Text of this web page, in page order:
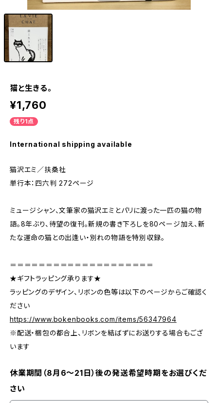
猫と生きる。
¥1,760
残り1点
International shipping available
猫沢エミ／扶桑社
単行本：四六判 272ページ
ミュージシャン、文筆家の猫沢エミとパリに渡った一匹の猫の物
語。8年ぶり、待望の復刊。新規の書き下ろしを80ページ加え、新
たな運命の猫との出逢い・別れの物語を特別収録。
＝＝＝＝＝＝＝＝＝＝＝＝＝＝＝＝＝＝＝＝
★ギフトラッピング承ります★
ラッピングのデザイン、リボンの色等は以下のページからご確認く
ださい
https://www.bokenbooks.com/items/56347964
※配送・梱包の都合上、リボンを結ばずにお送りする場合もござ
います
休業期間（8月6〜21日）後の発送希望時期をお選びくだ
さい